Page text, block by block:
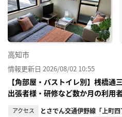
高知市
情報更新日 2026/08/02 10:55
【角部屋・バストイレ別】桟橋
出張者様・研修など数か月の利用
アクセス とさでん交通伊野線「上町四